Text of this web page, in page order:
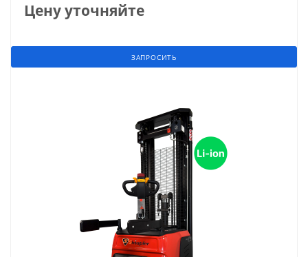
Цену уточняйте
ЗАПРОСИТЬ